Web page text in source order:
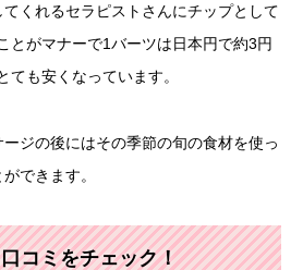
くれるセラピストさんにチップとして
とがマナーで1バーツは日本円で約3円
も安くなっています。
ジの後にはその季節の旬の食材を使っ
できます。
コミをチェック！